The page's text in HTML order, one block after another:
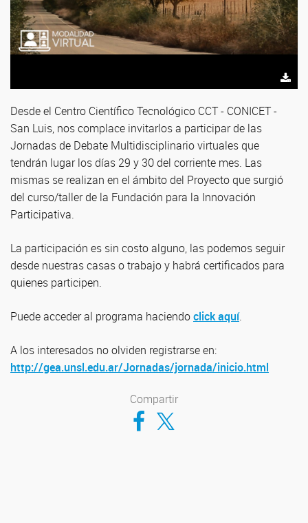
Desde el Centro Científico Tecnológico CCT - CONICET -
San Luis, nos complace invitarlos a participar de las
Jornadas de Debate Multidisciplinario virtuales que
tendrán lugar los días 29 y 30 del corriente mes. Las
mismas se realizan en el ámbito del Proyecto que surgió
del curso/taller de la Fundación para la Innovación
Participativa.
La participación es sin costo alguno, las podemos seguir
desde nuestras casas o trabajo y habrá certificados para
quienes participen.
Puede acceder al programa haciendoclick aquí.
A los interesados no olviden registrarse en:
http://gea.unsl.edu.ar/Jornadas/jornada/inicio.html
Compartir
Compartir en Facebook
Compartir en Twitter